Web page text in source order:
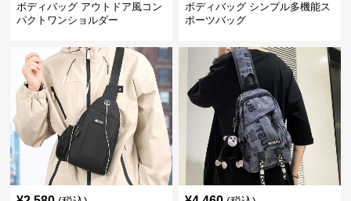
ボディバッグ アウトドア風コン
パクトワンショルダー
ボディバッグ シンプル多機能ス
ポーツバッグ